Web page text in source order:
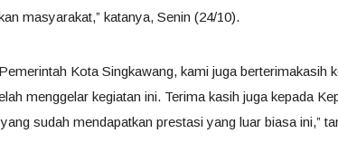
masyarakat,” katanya, Senin (24/10).
Kota Singkawang, kami juga berterimakasih
menggelar kegiatan ini. Terima kasih juga kepada
sudah mendapatkan prestasi yang luar biasa ini,”